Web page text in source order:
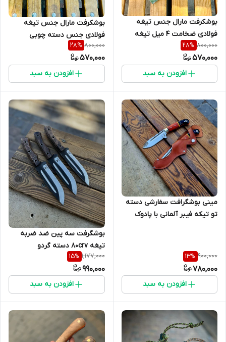
بوشکرفت مارال جنس تیغه
فولادی ضخامت ۴ میل تیغه
چوبی
800,000
28%
570,000
افزودن به سبد
بوشکرفت مارال جنس تیغه
فولادی جنس دسته چوبی
ضخامت تیغه ۸میل اهن بر
800,000
28%
570,000
افزودن به سبد
مینی بوشگرافت سفارشی دسته
تو تیکه فیبر آلمانی با پادوک
900,000
13%
780,000
افزودن به سبد
بوشگرفت سه پین ضد ضربه
تیغه 80crv دسته گردو
1,177,000
15%
990,000
افزودن به سبد